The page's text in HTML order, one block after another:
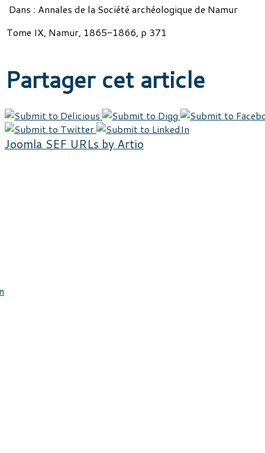
Dans : Annales de la Société archéologique de Namur
Tome IX, Namur, 1865-1866, p 371
Partager cet article
Joomla SEF URLs by Artio